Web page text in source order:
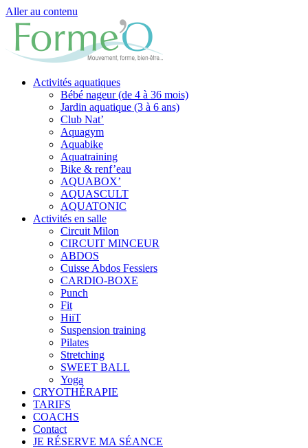
Aller au contenu
Activités aquatiques
Bébé nageur (de 4 à 36 mois)
Jardin aquatique (3 à 6 ans)
Club Nat’
Aquagym
Aquabike
Aquatraining
Bike & renf’eau
AQUABOX’
AQUASCULT
AQUATONIC
Activités en salle
Circuit Milon
CIRCUIT MINCEUR
ABDOS
Cuisse Abdos Fessiers
CARDIO-BOXE
Punch
Fit
HiiT
Suspension training
Pilates
Stretching
SWEET BALL
Yoga
CRYOTHÉRAPIE
TARIFS
COACHS
Contact
JE RÉSERVE MA SÉANCE